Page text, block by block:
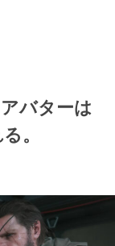
バターは
。